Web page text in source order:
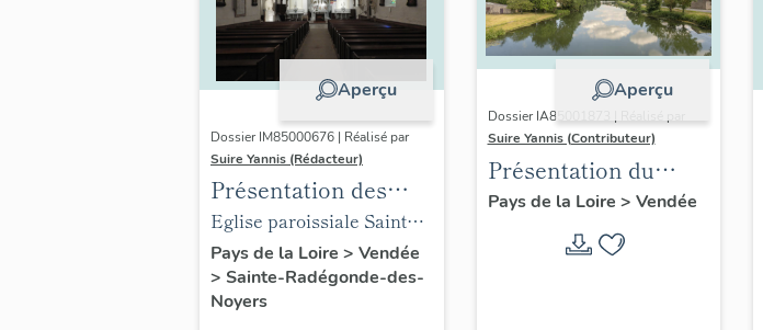
Aperçu
Dossier IM85000676 | Réalisé par
Suire Yannis (Rédacteur)
Présentation des
objets mobiliers de
l'église de Sainte-
Radégonde-des-
Noyers
Eglise paroissiale Sainte
Radegonde de Sainte-
Radégonde-des-Noyers
Pays de la Loire > Vendée
> Sainte-Radégonde-des-
Noyers
Aperçu
Dossier IA85001873 | Réalisé par
Suire Yannis (Contributeur)
Présentation du
territoire de la Vallée
de la Sèvre Niortaise
dans le Marais
Pays de la Loire > Vendée